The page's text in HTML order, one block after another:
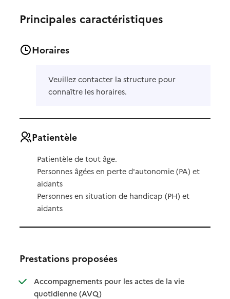
Principales caractéristiques
Horaires
Veuillez contacter la structure pour
connaître les horaires.
Patientèle
Patientèle de tout âge.
Personnes âgées en perte d'autonomie (PA) et
aidants
Personnes en situation de handicap (PH) et
aidants
Prestations proposées
Accompagnements pour les actes de la vie
quotidienne (AVQ): disponible
: non disponible